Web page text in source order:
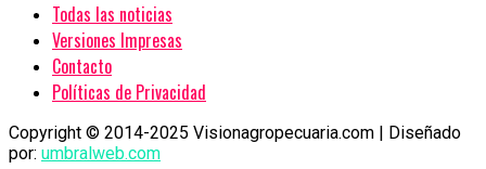
Todas las noticias
Versiones Impresas
Contacto
Políticas de Privacidad
Copyright © 2014-2025 Visionagropecuaria.com | Diseñado
por: umbralweb.com